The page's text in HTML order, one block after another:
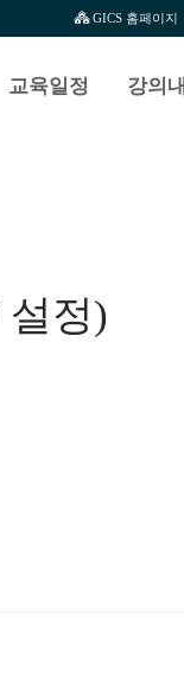
GICS 홈페이지
교육일정 강의
설정)